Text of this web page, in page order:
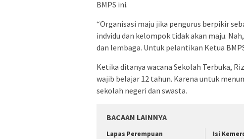
BMPS ini.
“Organisasi maju jika pengurus berpikir
indvidu dan kelompok tidak akan maju.
dan lembaga. Untuk pelantikan Ketua
Ketika ditanya wacana Sekolah Terbuka,
wajib belajar 12 tahun. Karena untuk
sekolah negeri dan swasta.
BACAAN LAINNYA
Lapas Perempuan
Isi